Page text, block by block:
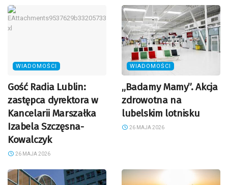
WIADOMOŚCI
Gość Radia Lublin:
zastępca dyrektora w
Kancelarii Marszałka
Izabela Szczęsna-
Kowalczyk
26 MAJA 2026
WIADOMOŚCI
„Badamy Mamy”. Akcja
zdrowotna na
lubelskim lotnisku
26 MAJA 2026